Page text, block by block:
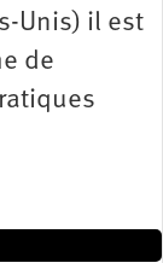
Unis) il est
de